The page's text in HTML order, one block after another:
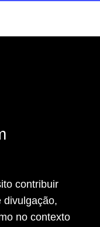
contribuir
divulgação,
no contexto